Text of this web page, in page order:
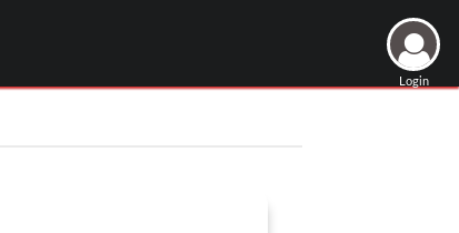
Login